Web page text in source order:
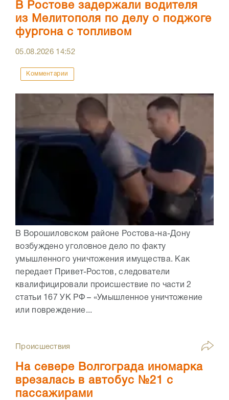
В Ростове задержали водителя
из Мелитополя по делу о поджоге
фургона с топливом
05.08.2026 14:52
Комментарии
В Ворошиловском районе Ростова-на-Дону
возбуждено уголовное дело по факту
умышленного уничтожения имущества. Как
передает Привет-Ростов, следователи
квалифицировали происшествие по части 2
статьи 167 УК РФ – «Умышленное уничтожение
или повреждение...
Происшествия
На севере Волгограда иномарка
врезалась в автобус №21 с
пассажирами